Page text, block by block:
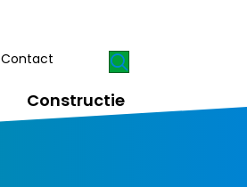
Contact
Constructie